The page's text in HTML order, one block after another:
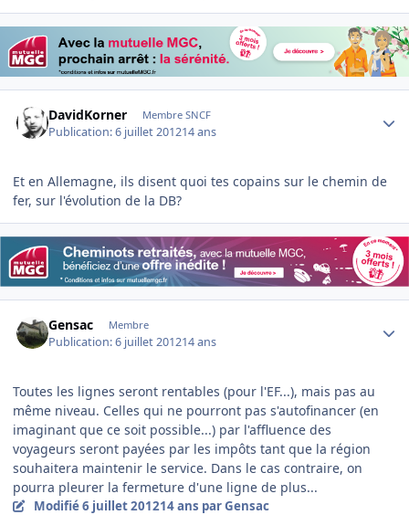
DavidKorner Membre SNCF
Publication:6 juillet 201214 ans
Et en Allemagne, ils disent quoi tes copains sur le chemin de
fer, sur l'évolution de la DB?
Gensac Membre
Publication:6 juillet 201214 ans
Toutes les lignes seront rentables (pour l'EF...), mais pas au
même niveau. Celles qui ne pourront pas s'autofinancer (en
imaginant que ce soit possible...) par l'affluence des
voyageurs seront payées par les impôts tant que la région
souhaitera maintenir le service. Dans le cas contraire, on
pourra pleurer la fermeture d'une ligne de plus...
Modifié6 juillet 201214 ans par Gensac